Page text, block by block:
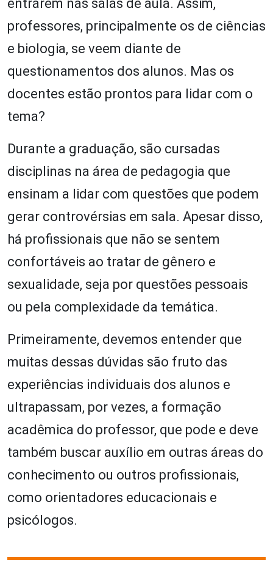
entrarem nas salas de aula. Assim,
professores, principalmente os de ciências
e biologia, se veem diante de
questionamentos dos alunos. Mas os
docentes estão prontos para lidar com o
tema?
Durante a graduação, são cursadas
disciplinas na área de pedagogia que
ensinam a lidar com questões que podem
gerar controvérsias em sala. Apesar disso,
há profissionais que não se sentem
confortáveis ao tratar de gênero e
sexualidade, seja por questões pessoais
ou pela complexidade da temática.
Primeiramente, devemos entender que
muitas dessas dúvidas são fruto das
experiências individuais dos alunos e
ultrapassam, por vezes, a formação
acadêmica do professor, que pode e deve
também buscar auxílio em outras áreas do
conhecimento ou outros profissionais,
como orientadores educacionais e
psicólogos.